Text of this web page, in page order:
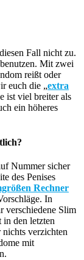
Fall nicht zu.
Mit zwei
reißt oder
euch die „extra
ist viel breiter als
ein höheres
Nummer sicher
des Penises
Rechner
In
verschiedene Slim
den letzten
nichts verzichten
mit